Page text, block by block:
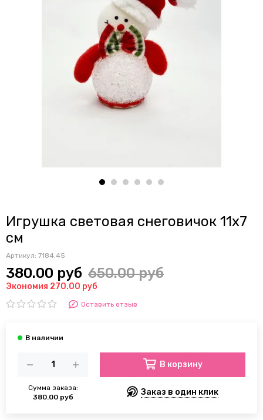
Игрушка световая снеговичок 11х7
см
Артикул: 7184.45
380.00 руб 650.00 руб
Экономия 270.00 руб
Оставить отзыв
Сумма заказа:
380.00 руб
В корзину
Заказ в один клик